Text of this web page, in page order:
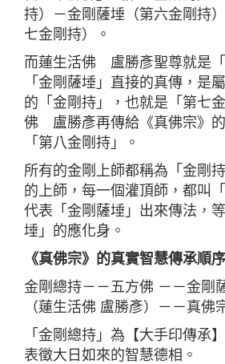
持）－金剛薩埵（第六金剛持
七金剛持）。
而蓮生活佛 盧勝彥聖尊就是「
「金剛薩埵」直接的真傳，是
的「金剛持」，也就是「第七
佛 盧勝彥再傳給《真佛宗》
「第八金剛持」。
所有的金剛上師都稱為「金剛
的上師，每一個灌頂師，都叫
代表「金剛薩埵」出來傳法，
埵」的應化身。
《真佛宗》的真實智慧傳承順
金剛總持－－五方佛 －－金剛
（蓮生活佛 盧勝彥）－－真佛
「金剛總持」為【大手印傳承
表徵大日如來的智慧德相。